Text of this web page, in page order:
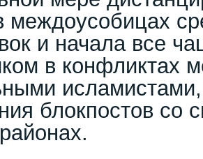
междоусобицах
и начала все
в конфликтах
блокпостов со